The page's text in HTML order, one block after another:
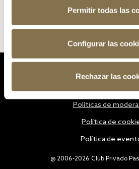
Permitir todas las
Configurar las
Rechazar las
@ 2006-2026 Club Privado
Políticas de
Política de
Política de